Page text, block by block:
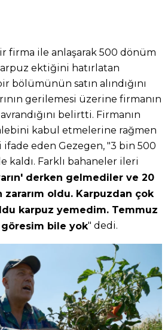
firma ile anlaşarak 500 dönüm
ektiğini hatırlatan
bölümünün satın alındığını
gerilemesi üzerine firmanın
belirtti. Firmanın
kabul etmelerine rağmen
eden Gezegen, "3 bin 500
kaldı. Farklı bahaneler ileri
derken gelmediler ve 20
zararım oldu. Karpuzdan çok
karpuz yemedim. Temmuz
göresim bile yok" dedi.